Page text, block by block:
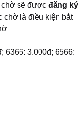
chờ sẽ được đăng ký
chờ là điều kiện bắt
6366: 3.000đ; 6566: